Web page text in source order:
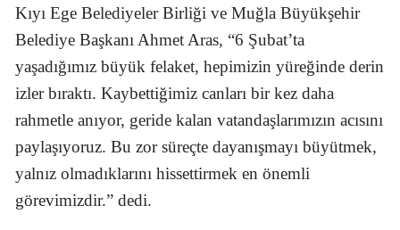
Kıyı Ege Belediyeler Birliği ve Muğla Büyükşehir
Belediye Başkanı Ahmet Aras, “6 Şubat’ta
yaşadığımız büyük felaket, hepimizin yüreğinde derin
izler bıraktı. Kaybettiğimiz canları bir kez daha
rahmetle anıyor, geride kalan vatandaşlarımızın acısını
paylaşıyoruz. Bu zor süreçte dayanışmayı büyütmek,
yalnız olmadıklarını hissettirmek en önemli
görevimizdir.” dedi.